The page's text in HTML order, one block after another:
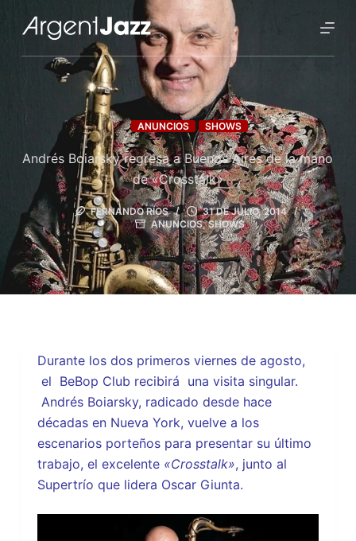
ANUNCIOS SHOWS
Andrés Boiarsky regresa a Buenos Aires de la mano
de «Crosstalk»
FERNANDO RÍOS
31 DE JULIO, 2014
ANUNCIOS,SHOWS
Durante los dos primeros viernes de agosto,
el BeBop Club recibirá una visita singular.
Andrés Boiarsky, radicado desde hace
décadas en Nueva York, vuelve a los
escenarios porteños para presentar su último
trabajo, el excelente «Crosstalk», junto al
Supertrío que lidera Oscar Giunta.